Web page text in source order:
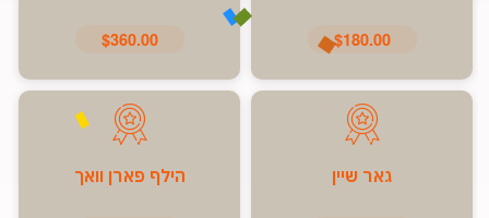
$180.00
$360.00
גאר שיין הילף פארן וואך